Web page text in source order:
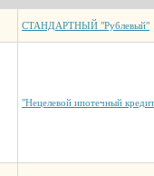
СТАНДАРТНЫЙ "Рублевый"
"Нецелевой ипотечный